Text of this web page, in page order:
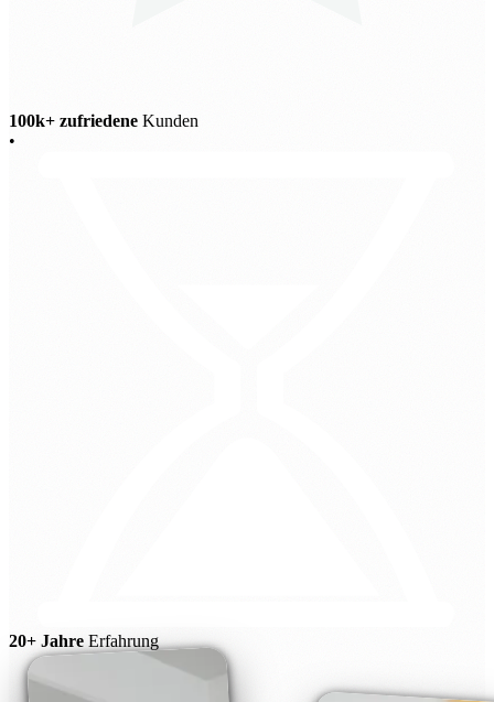
100k+ zufriedene Kunden
•
20+ Jahre Erfahrung